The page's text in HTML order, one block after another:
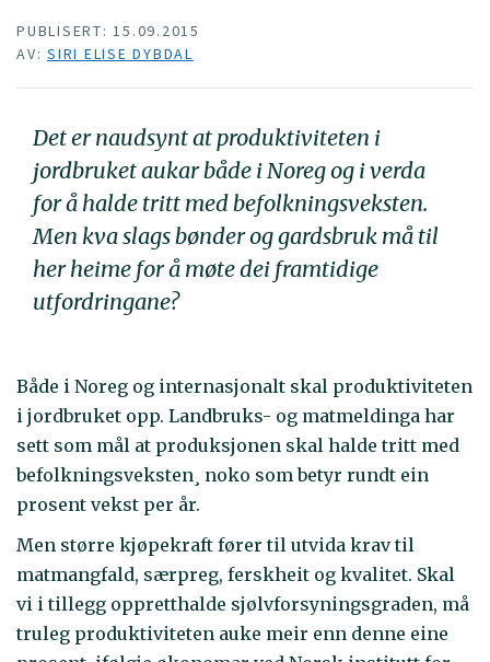
PUBLISERT: 15.09.2015
AV: SIRI ELISE DYBDAL
Det er naudsynt at produktiviteten i
jordbruket aukar både i Noreg og i verda
for å halde tritt med befolkningsveksten.
Men kva slags bønder og gardsbruk må til
her heime for å møte dei framtidige
utfordringane?
Både i Noreg og internasjonalt skal produktiviteten
i jordbruket opp. Landbruks- og matmeldinga har
sett som mål at produksjonen skal halde tritt med
befolkningsveksten¸ noko som betyr rundt ein
prosent vekst per år.
Men større kjøpekraft fører til utvida krav til
matmangfald, særpreg, ferskheit og kvalitet. Skal
vi i tillegg oppretthalde sjølvforsyningsgraden, må
truleg produktiviteten auke meir enn denne eine